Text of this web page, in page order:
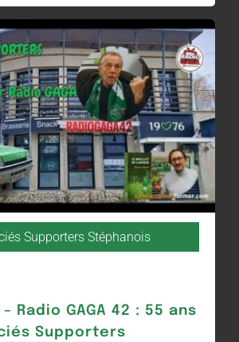
Supporters Stéphanois
Radio GAGA 42 : 55 ans
Supporters